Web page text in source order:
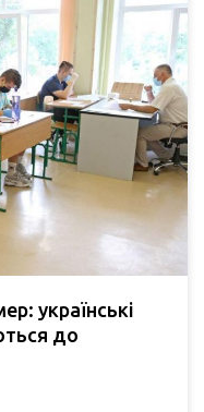
українські
до